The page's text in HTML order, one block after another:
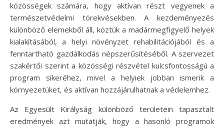
közösségek számára, hogy aktívan részt vegyenek a
természetvédelmi törekvésekben. A kezdeményezés
különböző elemekből áll, köztük a madármegfigyelő helyek
kialakításából, a helyi növényzet rehabilitációjából és a
fenntartható gazdálkodás népszerűsítéséből. A szervezet
szakértői szerint a közösségi részvétel kulcsfontosságú a
program sikeréhez, mivel a helyiek jobban ismerik a
környezetüket, és aktívan hozzájárulhatnak a védelemhez.
Az Egyesült Királyság különböző területein tapasztalt
eredmények azt mutatják, hogy a hasonló programok